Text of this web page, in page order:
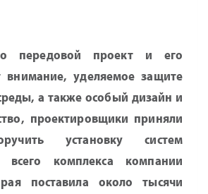
передовой проект и его
внимание, уделяемое защите
а также особый дизайн и
проектировщики приняли
установку систем
всего комплекса компании
поставила около тысячи